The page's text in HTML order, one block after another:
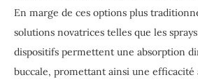
En marge de ces options plus
solutions novatrices telles que les
dispositifs permettent une absorption
buccale, promettant ainsi une efficacité